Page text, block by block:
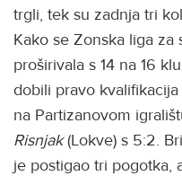
trgli, tek su zadnja tri
Kako se Zonska liga
proširivala s 14 na 16
dobili pravo
na Partizanovom
Risnjak(Lokve) s 5:2.
je postigao tri pogotka,